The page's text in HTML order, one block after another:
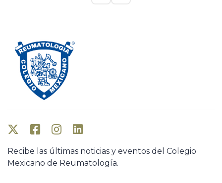
Recibe las últimas noticias y eventos del Colegio
Mexicano de Reumatología.